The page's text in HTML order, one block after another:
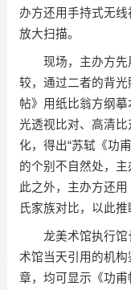
办方还用手持式无
放大扫描。
现场，主办方先
较，通过二者的背
帖》用纸比翁方纲
光透视比对、高清
化，得出“苏轼《功
的个别不自然处，主
此之外，主办方还用
氏家族对比，以此推
龙美术馆执行馆
术馆当天引用的机
章，均可显示《功甫